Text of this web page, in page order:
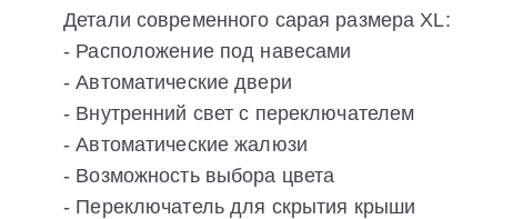
Детали современного сарая размера XL:
- Расположение под навесами
- Автоматические двери
- Внутренний свет с переключателем
- Автоматические жалюзи
- Возможность выбора цвета
- Переключатель для скрытия крыши